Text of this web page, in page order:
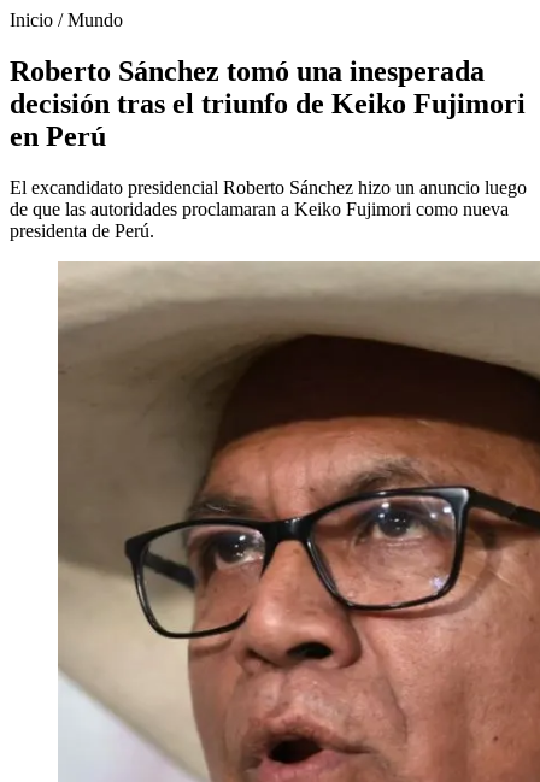
Inicio /Mundo
Roberto Sánchez tomó una inesperada
decisión tras el triunfo de Keiko Fujimori
en Perú
El excandidato presidencial Roberto Sánchez hizo un anuncio luego
de que las autoridades proclamaran a Keiko Fujimori como nueva
presidenta de Perú.